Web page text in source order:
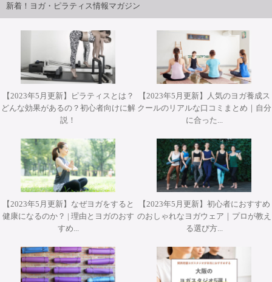
本
ジャパンツアーin大阪 開催決定！！
2026年9月25日・26日開講 パット・ガイトンピラティス
WSジャパンツアーin大阪 ”Pat Guyton Pilates Special
Summer Lab【対面】
2026年9月25日・26日開講 パット・ガイトンピラティス
WSジャパンツアーin大阪 ”Pat Guyton Pilates Special
Summer Lab マットクラス【対面・オンライン(ア－カイブ
視聴あり）】
2026年10月12日(月・祝)開催 Misa先生によるワークショッ
プ『エクササイズを分解して理解する オ－プンレッグロッ
カ－＆ティ－ザ－』【対面】
2026年10月31日(土)開催 YT２００短期集中養成コース・
ヨガアドバンス養成コース担当講師 武井典子先生による
ワークショップ『シヴァナンダヨガ 3時間プラクティス』
2026年11月28日(土)&29(日)開催 柳本和也先生 Special
Workshop 2Days【対面】
新着！ヨガ・ピラティス情報マガジン
【2023年5月更新】ピラティスとは？
どんな効果があるの？初心者向けに解
説！
【2023年5月更新】人気のヨガ養成ス
クールのリアルな口コミまとめ｜自分
に合った...
【2023年5月更新】なぜヨガをすると
健康になるのか？ | 理由とヨガのおす
すめ...
【2023年5月更新】初心者におすすめ
のおしゃれなヨガウェア｜プロが教え
る選び方...